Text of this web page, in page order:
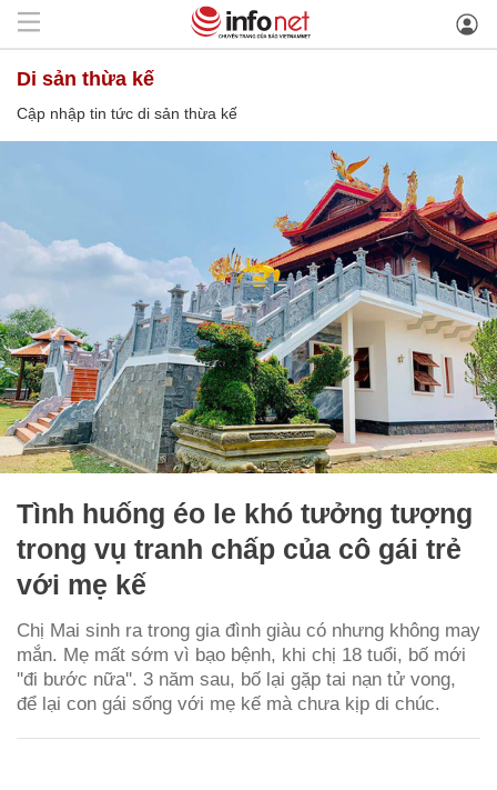
di sản thừa kế
Cập nhập tin tức di sản thừa kế
Tình huống éo le khó tưởng tượng
trong vụ tranh chấp của cô gái trẻ
với mẹ kế
Chị Mai sinh ra trong gia đình giàu có nhưng không may
mắn. Mẹ mất sớm vì bạo bệnh, khi chị 18 tuổi, bố mới
''đi bước nữa''. 3 năm sau, bố lại gặp tai nạn tử vong,
để lại con gái sống với mẹ kế mà chưa kịp di chúc.